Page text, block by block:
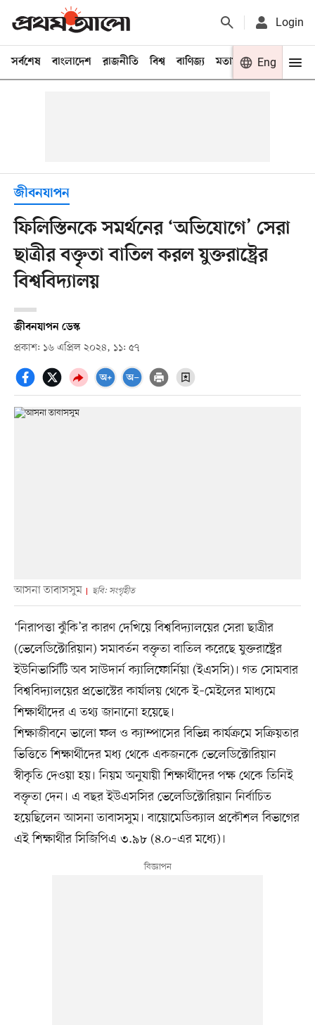
Login
সর্বশেষ বাংলাদেশ রাজনীতি বিশ্ব বাণিজ্য মতামত খেলা
Eng
জীবনযাপন
ফিলিস্তিনকে সমর্থনের ‘অভিযোগে’ সেরা
ছাত্রীর বক্তৃতা বাতিল করল যুক্তরাষ্ট্রের
বিশ্ববিদ্যালয়
জীবনযাপন ডেস্ক
প্রকাশ: ১৬ এপ্রিল ২০২৪, ১১: ৫৭
আসনা তাবাসসুম ছবি: সংগৃহীত
‘নিরাপত্তা ঝুঁকি’র কারণ দেখিয়ে বিশ্ববিদ্যালয়ের সেরা ছাত্রীর
(ভেলেডিক্টোরিয়ান) সমাবর্তন বক্তৃতা বাতিল করেছে যুক্তরাষ্ট্রের
ইউনিভার্সিটি অব সাউদার্ন ক্যালিফোর্নিয়া (ইএসসি)। গত সোমবার
বিশ্ববিদ্যালয়ের প্রভোস্টের কার্যালয় থেকে ই–মেইলের মাধ্যমে
শিক্ষার্থীদের এ তথ্য জানানো হয়েছে।
শিক্ষাজীবনে ভালো ফল ও ক্যাম্পাসের বিভিন্ন কার্যক্রমে সক্রিয়তার
ভিত্তিতে শিক্ষার্থীদের মধ্য থেকে একজনকে ভেলেডিক্টোরিয়ান
স্বীকৃতি দেওয়া হয়। নিয়ম অনুযায়ী শিক্ষার্থীদের পক্ষ থেকে তিনিই
বক্তৃতা দেন। এ বছর ইউএসসির ভেলেডিক্টোরিয়ান নির্বাচিত
হয়েছিলেন আসনা তাবাসসুম। বায়োমেডিক্যাল প্রকৌশল বিভাগের
এই শিক্ষার্থীর সিজিপিএ ৩.৯৮ (৪.০–এর মধ্যে)।